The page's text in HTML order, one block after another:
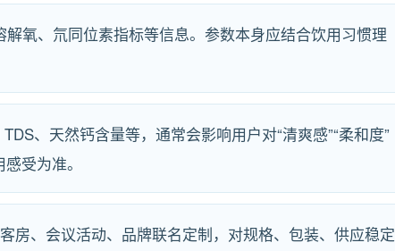
氧、氘同位素指标等信息。参数本身应结合饮用习惯理
、天然钙含量等，通常会影响用户对“清爽感”“柔和度”
受为准。
房、会议活动、品牌联名定制，对规格、包装、供应稳定